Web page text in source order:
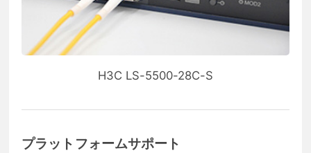
H3C LS-5500-28C-S
プラットフォームサポート